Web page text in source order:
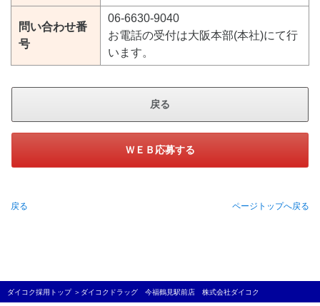
問い合わせ番
号
06-6630-9040
お電話の受付は大阪本部(本社)にて行
います。
戻る
ＷＥＢ応募する
戻る ページトップへ戻る
ダイコク採用トップ ＞ ダイコクドラッグ 今福鶴見駅前店 株式会社ダイコク